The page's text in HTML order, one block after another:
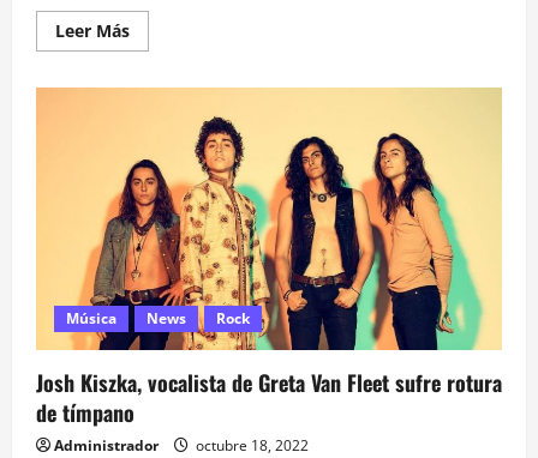
Leer MásLeer
más
sus
fans
en
Chile
Música News Rock
Josh Kiszka, vocalista de Greta Van Fleet sufre rotura
de tímpano
Administrador octubre 18, 2022